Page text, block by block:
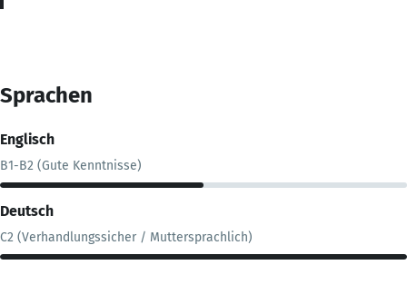
Sprachen
Englisch
B1-B2 (Gute Kenntnisse)
Deutsch
C2 (Verhandlungssicher / Muttersprachlich)